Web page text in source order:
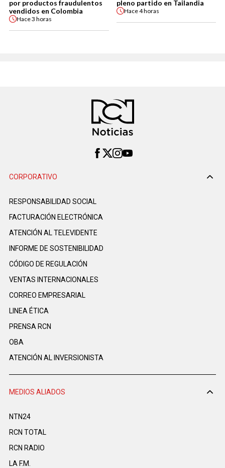
por productos fraudulentos
vendidos en Colombia
Hace3 horas
pleno partido en Tailandia
Hace4 horas
CORPORATIVO
RESPONSABILIDAD SOCIAL
FACTURACIÓN ELECTRÓNICA
ATENCIÓN AL TELEVIDENTE
INFORME DE SOSTENIBILIDAD
CÓDIGO DE REGULACIÓN
VENTAS INTERNACIONALES
CORREO EMPRESARIAL
LINEA ÉTICA
PRENSA RCN
OBA
ATENCIÓN AL INVERSIONISTA
MEDIOS ALIADOS
NTN24
RCN TOTAL
RCN RADIO
LA F.M.